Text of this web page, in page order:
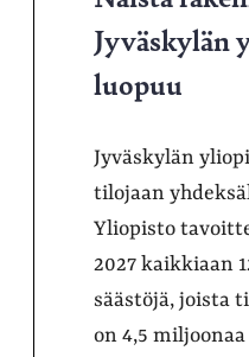
Jyväskylän
luopuu
Jyväskylän
tilojaan
Yliopisto
2027 kaikkiaan
säästöjä, joista
on 4,5 miljoonaa